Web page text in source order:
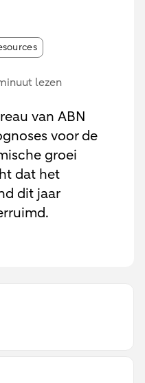
lezen
van ABN
voor de
groei
dat het
dit jaar